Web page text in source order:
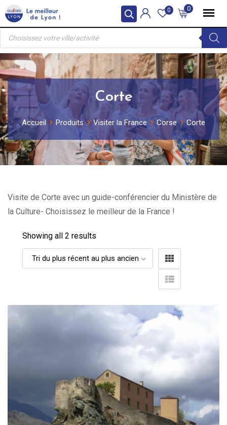
Skip
to
content
0
0
Recherche
produits
Corte
Accueil Produits Visiter la France Corse Corte
Visite de Corte avec un guide-conférencier du Ministère de
la Culture- Choisissez le meilleur de la France !
Showing all 2 results